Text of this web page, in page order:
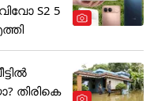
S2 5
തിരികെ